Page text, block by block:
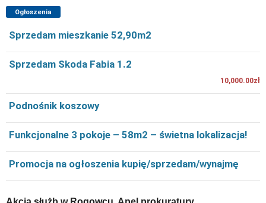
Ogłoszenia
Sprzedam mieszkanie 52,90m2
Sprzedam Skoda Fabia 1.2
10,000.00zł
Podnośnik koszowy
Funkcjonalne 3 pokoje – 58m2 – świetna lokalizacja!
Promocja na ogłoszenia kupię/sprzedam/wynajmę